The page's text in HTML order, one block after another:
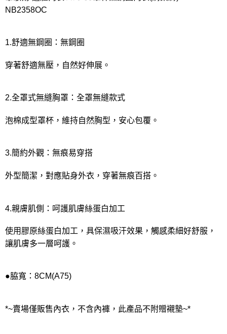
NB2358OC
1.舒適無鋼圈：無鋼圈
穿著舒適無壓，自然好伸展。
2.全罩式無縫胸罩：全罩無縫款式
泡棉成型罩杯，維持自然胸型，安心包覆。
3.簡約外觀：無痕易穿搭
外型簡潔，對應貼身外衣，穿著無痕百搭。
4.親膚肌側：呵護肌膚絲蛋白加工
使用膠原絲蛋白加工，具保濕吸汗效果，觸感柔細好舒服，
讓肌膚多一層呵護。
●脇寬：8CM(A75)
*~賣場僅販售內衣，不含內褲，此產品不附贈襯墊~*